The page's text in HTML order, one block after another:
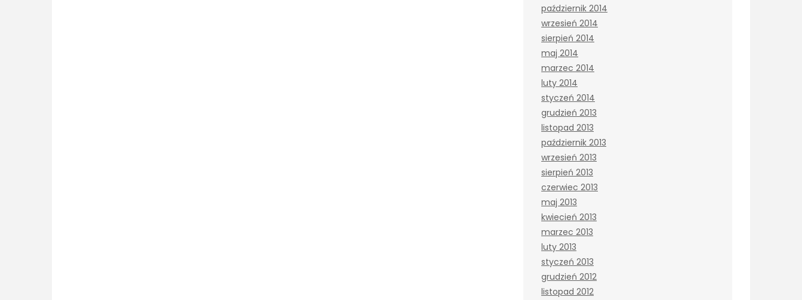
październik 2014
wrzesień 2014
sierpień 2014
maj 2014
marzec 2014
luty 2014
styczeń 2014
grudzień 2013
listopad 2013
październik 2013
wrzesień 2013
sierpień 2013
czerwiec 2013
maj 2013
kwiecień 2013
marzec 2013
luty 2013
styczeń 2013
grudzień 2012
listopad 2012